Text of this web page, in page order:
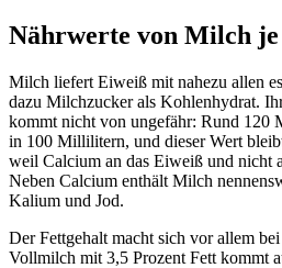
Nährwerte von Milch je
Milch liefert Eiweiß mit nahezu allen
dazu Milchzucker als Kohlenhydrat.
kommt nicht von ungefähr: Rund 120
in 100 Millilitern, und dieser Wert
weil Calcium an das Eiweiß und nicht
Neben Calcium enthält Milch
Kalium und Jod.
Der Fettgehalt macht sich vor allem
Vollmilch mit 3,5 Prozent Fett kommt